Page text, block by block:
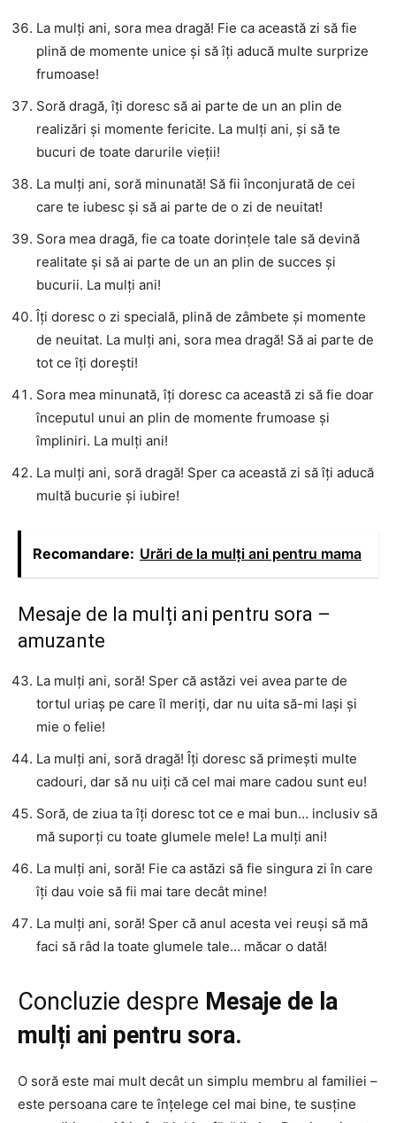
La mulți ani, sora mea dragă! Fie ca această zi să fie
plină de momente unice și să îți aducă multe surprize
frumoase!
Soră dragă, îți doresc să ai parte de un an plin de
realizări și momente fericite. La mulți ani, și să te
bucuri de toate darurile vieții!
La mulți ani, soră minunată! Să fii înconjurată de cei
care te iubesc și să ai parte de o zi de neuitat!
Sora mea dragă, fie ca toate dorințele tale să devină
realitate și să ai parte de un an plin de succes și
bucurii. La mulți ani!
Îți doresc o zi specială, plină de zâmbete și momente
de neuitat. La mulți ani, sora mea dragă! Să ai parte de
tot ce îți dorești!
Sora mea minunată, îți doresc ca această zi să fie doar
începutul unui an plin de momente frumoase și
împliniri. La mulți ani!
La mulți ani, soră dragă! Sper ca această zi să îți aducă
multă bucurie și iubire!
Recomandare: Urări de la mulți ani pentru mama
Mesaje de la mulți ani pentru sora –
amuzante
La mulți ani, soră! Sper că astăzi vei avea parte de
tortul uriaș pe care îl meriți, dar nu uita să-mi lași și
mie o felie!
La mulți ani, soră dragă! Îți doresc să primești multe
cadouri, dar să nu uiți că cel mai mare cadou sunt eu!
Soră, de ziua ta îți doresc tot ce e mai bun… inclusiv să
mă suporți cu toate glumele mele! La mulți ani!
La mulți ani, soră! Fie ca astăzi să fie singura zi în care
îți dau voie să fii mai tare decât mine!
La mulți ani, soră! Sper că anul acesta vei reuși să mă
faci să râd la toate glumele tale… măcar o dată!
Concluzie despre Mesaje de la
mulți ani pentru sora.
O soră este mai mult decât un simplu membru al familiei –
este persoana care te înțelege cel mai bine, te susține